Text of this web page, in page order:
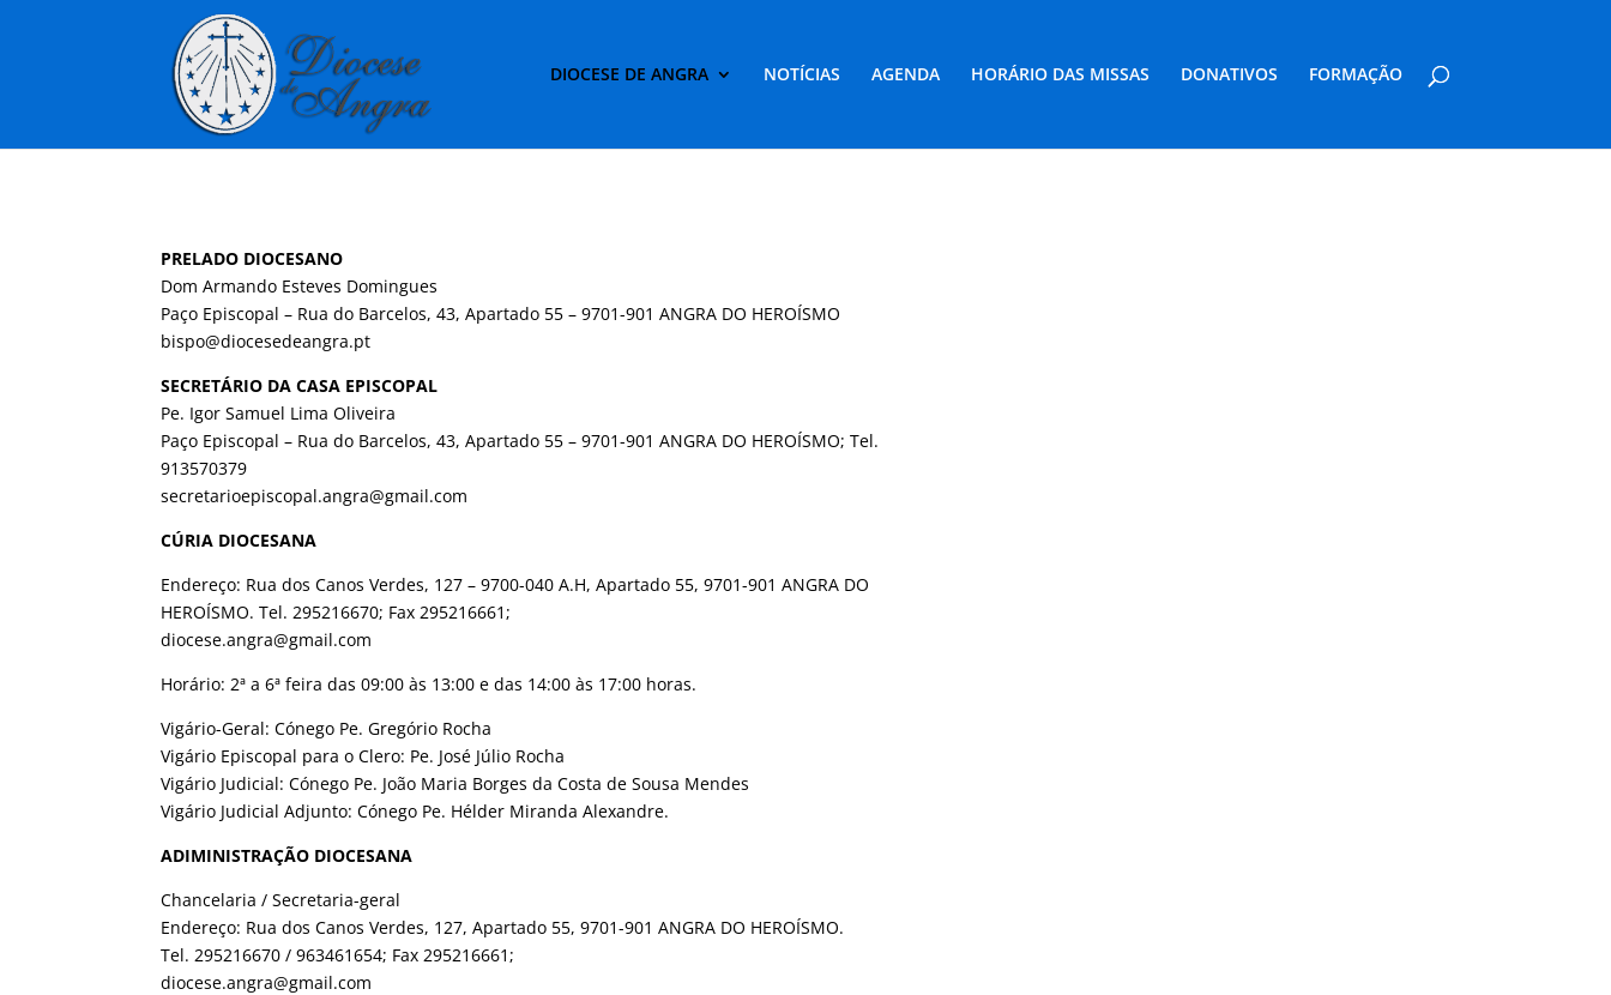
DIOCESE DE ANGRA NOTÍCIAS AGENDA HORÁRIO DAS MISSAS DONATIVOS FORMAÇÃO
PRELADO DIOCESANO
Dom Armando Esteves Domingues
Paço Episcopal – Rua do Barcelos, 43, Apartado 55 – 9701-901 ANGRA DO HEROÍSMO
bispo@diocesedeangra.pt
SECRETÁRIO DA CASA EPISCOPAL
Pe. Igor Samuel Lima Oliveira
Paço Episcopal – Rua do Barcelos, 43, Apartado 55 – 9701-901 ANGRA DO HEROÍSMO; Tel.
913570379
secretarioepiscopal.angra@gmail.com
CÚRIA DIOCESANA
Endereço: Rua dos Canos Verdes, 127 – 9700-040 A.H, Apartado 55, 9701-901 ANGRA DO
HEROÍSMO. Tel. 295216670; Fax 295216661;
diocese.angra@gmail.com
Horário: 2ª a 6ª feira das 09:00 às 13:00 e das 14:00 às 17:00 horas.
Vigário-Geral: Cónego Pe. Gregório Rocha
Vigário Episcopal para o Clero: Pe. José Júlio Rocha
Vigário Judicial: Cónego Pe. João Maria Borges da Costa de Sousa Mendes
Vigário Judicial Adjunto: Cónego Pe. Hélder Miranda Alexandre.
ADIMINISTRAÇÃO DIOCESANA
Chancelaria / Secretaria-geral
Endereço: Rua dos Canos Verdes, 127, Apartado 55, 9701-901 ANGRA DO HEROÍSMO.
Tel. 295216670 / 963461654; Fax 295216661;
diocese.angra@gmail.com